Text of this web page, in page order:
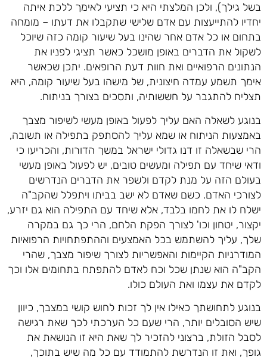
בשל גילך), ולכן המלצתי היא כי תציעי לאימך ללכת איתה
יחדיו להתייעצות עם אדם שלישי שתקבלו את דעתו – מומחה
בתחום או כל אדם אחר שהינו בעל שיעור קומה כזה שיוכל
לשקול את הדברים באופן מושכל כאשר תציגי לפניו את
הנתונים הרפואיים ואת חוות דעת הרופאים. יתכן שכאשר
אימך תשמע עמדה חיצונית, של מישהו בעל שיעור קומה, היא
תצליח להתגבר על חששותיה, ותסכים בצורך בניתוח.
בנוגע לשאלה האם עליך לפעול באופן מעשי לשיפור מצבך
באמצעות הניתוח או שמא עליך להסתפק בתפילה או תשובה,
הרי שבשאלה זו דנו גדולי ישראל במשך הדורות, והכריעו כי
ודאי שיחד עם תפילה ומעשים טובים, יש לפעול באופן מעשי
בעולם הזה על מנת לקדם ולשפר את הדברים הנדרשים
לצורכי האדם. כשם שאדם לא ישב בביתו ויתפלל שהקב"ה
ישלח לו את לחמו בלבד, אלא שיחד עם התפילה הוא גם יזרע,
יקצור, יטחון וכו' לצורך הפקת הלחם, הרי כך גם במקרה
שלך, עליך להשתמש בכל האמצעים וההתפתחויות הרפואיות
המודרניות הקיימות והאפשריות לצורך שיפור מצבך, שהרי
הקב"ה הוא שנתן שכל וכח לאדם להתפתח בתחומים אלו וכך
לקדם את עצמו ואת העולם כולו.
בנוגע לתחושתך כאילו אין לך זכות לחוש קושי במצבך, כיוון
שיש הסובלים יותר, הרי שעם כל הערכתי לכך שאת רגישה
לסבל הזולת, ברצוני להזכיר לך שאת היא זו הנושאת את
גופך, ואת זו הנדרשת להתמודד עם כל מה שיש בתוכך,